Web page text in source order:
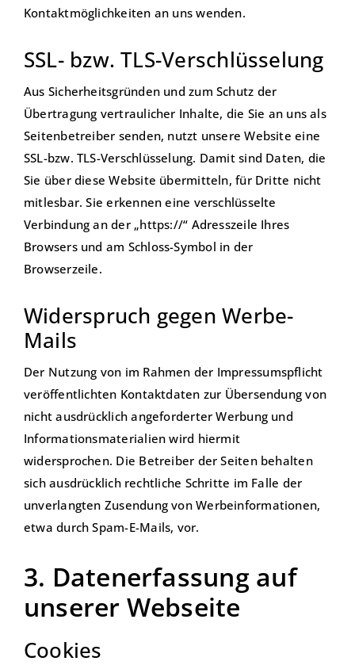
Kontaktmöglichkeiten an uns wenden.
SSL- bzw. TLS-Verschlüsselung
Aus Sicherheitsgründen und zum Schutz der
Übertragung vertraulicher Inhalte, die Sie an uns als
Seitenbetreiber senden, nutzt unsere Website eine
SSL-bzw. TLS-Verschlüsselung. Damit sind Daten, die
Sie über diese Website übermitteln, für Dritte nicht
mitlesbar. Sie erkennen eine verschlüsselte
Verbindung an der „https://“ Adresszeile Ihres
Browsers und am Schloss-Symbol in der
Browserzeile.
Widerspruch gegen Werbe-
Mails
Der Nutzung von im Rahmen der Impressumspflicht
veröffentlichten Kontaktdaten zur Übersendung von
nicht ausdrücklich angeforderter Werbung und
Informationsmaterialien wird hiermit
widersprochen. Die Betreiber der Seiten behalten
sich ausdrücklich rechtliche Schritte im Falle der
unverlangten Zusendung von Werbeinformationen,
etwa durch Spam-E-Mails, vor.
3. Datenerfassung auf
unserer Webseite
Cookies